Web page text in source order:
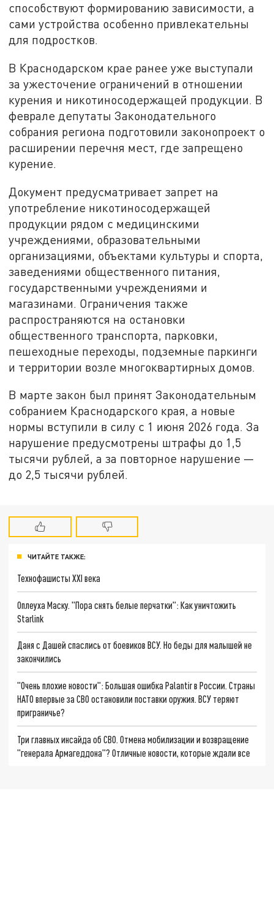
способствуют формированию зависимости, а
сами устройства особенно привлекательны
для подростков.
В Краснодарском крае ранее уже выступали
за ужесточение ограничений в отношении
курения и никотиносодержащей продукции. В
феврале депутаты Законодательного
собрания региона подготовили законопроект о
расширении перечня мест, где запрещено
курение.
Документ предусматривает запрет на
употребление никотиносодержащей
продукции рядом с медицинскими
учреждениями, образовательными
организациями, объектами культуры и спорта,
заведениями общественного питания,
государственными учреждениями и
магазинами. Ограничения также
распространяются на остановки
общественного транспорта, парковки,
пешеходные переходы, подземные паркинги
и территории возле многоквартирных домов.
В марте закон был принят Законодательным
собранием Краснодарского края, а новые
нормы вступили в силу с 1 июня 2026 года. За
нарушение предусмотрены штрафы до 1,5
тысячи рублей, а за повторное нарушение —
до 2,5 тысячи рублей.
ЧИТАЙТЕ ТАКЖЕ:
Технофашисты XXI века
Оплеуха Маску. "Пора снять белые перчатки": Как уничтожить
Starlink
Даня с Дашей спаслись от боевиков ВСУ. Но беды для малышей не
закончились
"Очень плохие новости": Большая ошибка Palantir в России. Страны
НАТО впервые за СВО остановили поставки оружия. ВСУ теряют
приграничье?
Три главных инсайда об СВО. Отмена мобилизации и возвращение
"генерала Армагеддона"? Отличные новости, которые ждали все